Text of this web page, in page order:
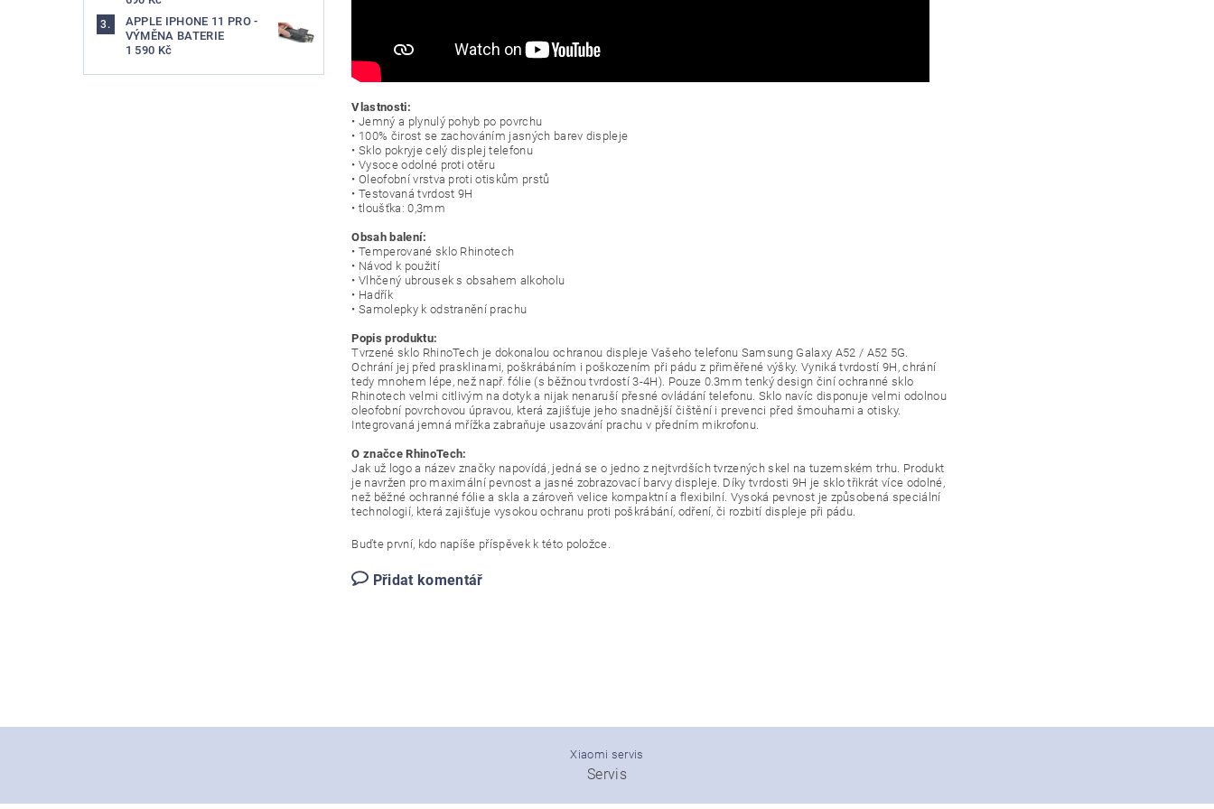
APPLE IPHONE 11 PRO -
VÝMĚNA BATERIE
1 590 Kč
Vlastnosti:
• Jemný a plynulý pohyb po povrchu
• 100% čirost se zachováním jasných barev displeje
• Sklo pokryje celý displej telefonu
• Vysoce odolné proti otěru
• Oleofobní vrstva proti otiskům prstů
• Testovaná tvrdost 9H
• tloušťka: 0,3mm
Obsah balení:
• Temperované sklo Rhinotech
• Návod k použití
• Vlhčený ubrousek s obsahem alkoholu
• Hadřík
• Samolepky k odstranění prachu
Popis produktu:
Tvrzené sklo RhinoTech je dokonalou ochranou displeje Vašeho telefonu Samsung Galaxy A52 / A52 5G.
Ochrání jej před prasklinami, poškrábáním i poškozením při pádu z přiměřené výšky. Vyniká tvrdostí 9H, chrání
tedy mnohem lépe, než např. fólie (s běžnou tvrdostí 3-4H). Pouze 0.3mm tenký design činí ochranné sklo
Rhinotech velmi citlivým na dotyk a nijak nenaruší přesné ovládání telefonu. Sklo navíc disponuje velmi odolnou
oleofobní povrchovou úpravou, která zajišťuje jeho snadnější čištění i prevenci před šmouhami a otisky.
Integrovaná jemná mřížka zabraňuje usazování prachu v předním mikrofonu.
O značce RhinoTech:
Jak už logo a název značky napovídá, jedná se o jedno z nejtvrdších tvrzených skel na tuzemském trhu. Produkt
je navržen pro maximální pevnost a jasné zobrazovací barvy displeje. Díky tvrdosti 9H je sklo třikrát více odolné,
než běžné ochranné fólie a skla a zároveň velice kompaktní a flexibilní. Vysoká pevnost je způsobená speciální
technologií, která zajišťuje vysokou ochranu proti poškrábání, odření, či rozbití displeje při pádu.
Buďte první, kdo napíše příspěvek k této položce.
Přidat komentář
Xiaomi servis
Servis